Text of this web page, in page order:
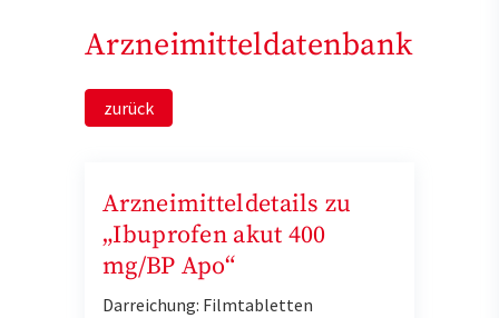
Arzneimitteldatenbank
zurück
Arzneimitteldetails zu
„Ibuprofen akut 400
mg/BP Apo“
Darreichung: Filmtabletten